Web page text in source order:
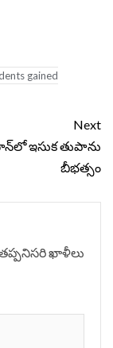
gained
Next
ఇసుక తుపాను
బీభత్సం
ఖాళీలు